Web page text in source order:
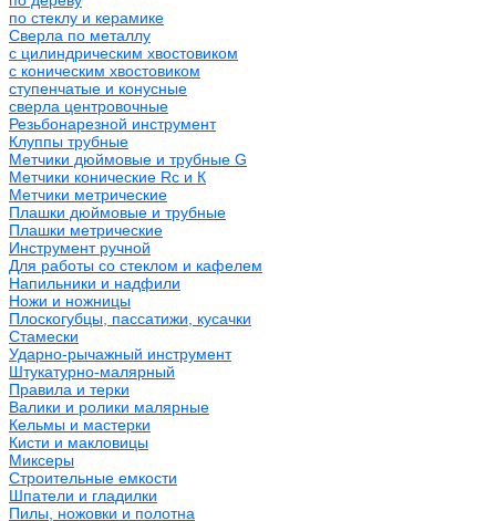
по стеклу и керамике
Сверла по металлу
c цилиндрическим хвостовиком
c коническим хвостовиком
cтупенчатые и конусные
сверла центровочные
Резьбонарезной инструмент
Клуппы трубные
Метчики дюймовые и трубные G
Метчики конические Rc и К
Метчики метрические
Плашки дюймовые и трубные
Плашки метрические
Инструмент ручной
Для работы со стеклом и кафелем
Напильники и надфили
Ножи и ножницы
Плоскогубцы, пассатижи, кусачки
Стамески
Ударно-рычажный инструмент
Штукатурно-малярный
Правила и терки
Валики и ролики малярные
Кельмы и мастерки
Кисти и макловицы
Миксеры
Строительные емкости
Шпатели и гладилки
Пилы, ножовки и полотна